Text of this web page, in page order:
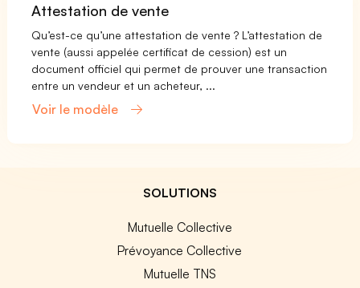
Attestation de vente
Qu’est-ce qu’une attestation de vente ? L’attestation de
vente (aussi appelée certificat de cession) est un
document officiel qui permet de prouver une transaction
entre un vendeur et un acheteur, ...
Voir le modèle
SOLUTIONS
Mutuelle Collective
Prévoyance Collective
Mutuelle TNS